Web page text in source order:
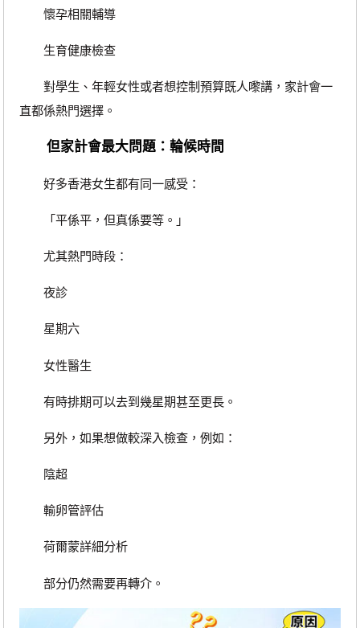
懷孕相關輔導
生育健康檢查
對學生、年輕女性或者想控制預算既人嚟講，家計會一
直都係熱門選擇。
但家計會最大問題：輪候時間
好多香港女生都有同一感受：
「平係平，但真係要等。」
尤其熱門時段：
夜診
星期六
女性醫生
有時排期可以去到幾星期甚至更長。
另外，如果想做較深入檢查，例如：
陰超
輸卵管評估
荷爾蒙詳細分析
部分仍然需要再轉介。